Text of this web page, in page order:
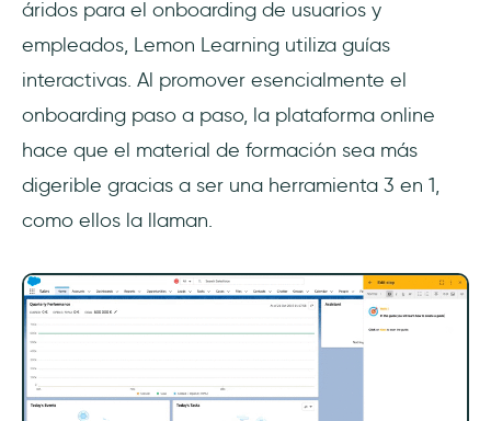
áridos para el onboarding de usuarios y
empleados, Lemon Learning utiliza guías
interactivas. Al promover esencialmente el
onboarding paso a paso, la plataforma online
hace que el material de formación sea más
digerible gracias a ser una herramienta 3 en 1,
como ellos la llaman.